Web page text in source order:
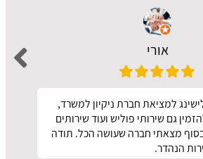
אורי
למציאת חברת ניקיון למשרד,
גם שירותי פוליש ועוד שירותים
מצאתי חברה שעושה הכל. תודה
הנהדר.